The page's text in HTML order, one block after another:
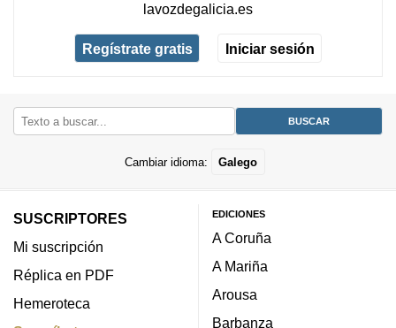
lavozdegalicia.es
Regístrate gratis Iniciar sesión
Cambiar idioma: Galego
SUSCRIPTORES
Mi suscripción
Réplica en PDF
Hemeroteca
EDICIONES
A Coruña
A Mariña
Arousa
Barbanza